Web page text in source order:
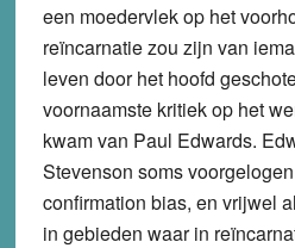
een moedervlek op het
reïncarnatie zou zijn van
leven door het hoofd
voornaamste kritiek op het
kwam van Paul Edwards.
Stevenson soms
confirmation bias, en vrijwel
in gebieden waar in